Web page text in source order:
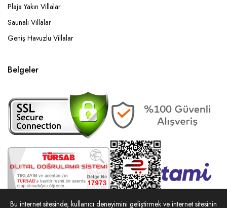
Plaja Yakın Villalar
Saunalı Villalar
Geniş Havuzlu Villalar
Belgeler
Bu internet sitesinde, kullanıcı deneyimini geliştirmek ve internet sitesinin